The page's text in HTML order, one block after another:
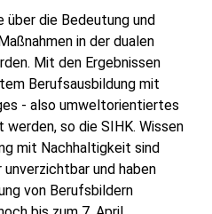
über die Bedeutung und
in der dualen
Mit den Ergebnissen
Berufsausbildung mit
- also umweltorientiertes
so die SIHK. Wissen
mit Nachhaltigkeit sind
und haben
von Berufsbildern